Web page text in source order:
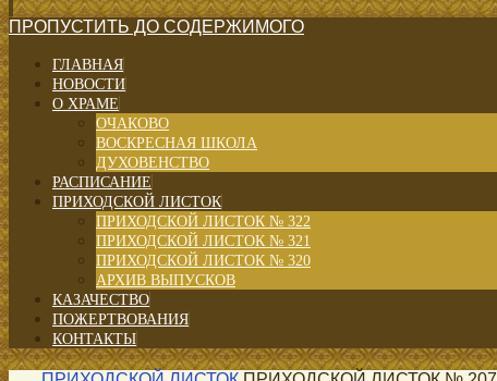
ПРОПУСТИТЬ ДО СОДЕРЖИМОГО
ГЛАВНАЯ
НОВОСТИ
О ХРАМЕ
ОЧАКОВО
ВОСКРЕСНАЯ ШКОЛА
ДУХОВЕНСТВО
РАСПИСАНИЕ
ПРИХОДСКОЙ ЛИСТОК
ПРИХОДСКОЙ ЛИСТОК № 322
ПРИХОДСКОЙ ЛИСТОК № 321
ПРИХОДСКОЙ ЛИСТОК № 320
АРХИВ ВЫПУСКОВ
КАЗАЧЕСТВО
ПОЖЕРТВОВАНИЯ
КОНТАКТЫ